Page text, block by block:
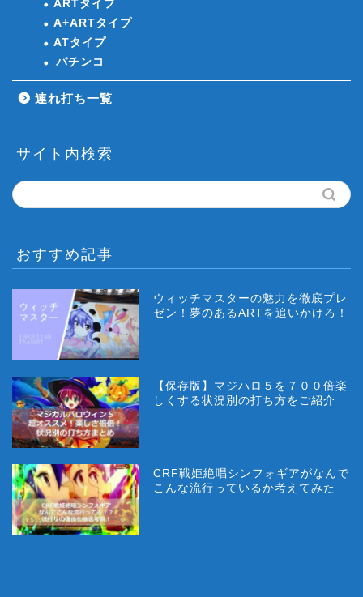
ARTタイプ
A+ARTタイプ
ATタイプ
パチンコ
連れ打ち一覧
サイト内検索
おすすめ記事
ウィッチマスターの魅力を徹底プレ
ゼン！夢のあるARTを追いかけろ！
【保存版】マジハロ５を７００倍楽
しくする状況別の打ち方をご紹介
CRF戦姫絶唱シンフォギアがなんで
こんな流行っているか考えてみた